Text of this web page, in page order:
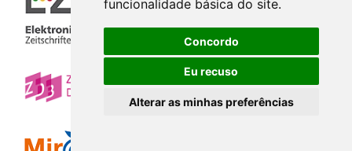
funcionalidade básica do site.
Concordo
Eu recuso
Alterar as minhas preferências